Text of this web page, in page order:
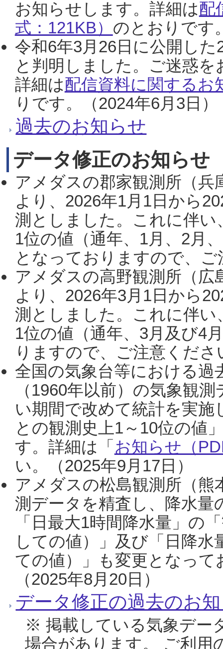
お知らせします。詳細は配
式：121KB） のとおりです
令和6年3月26日に公開し
と判明しました。ご迷惑
詳細は配信資料に関するお
りです。（2024年6月3日）
過去のお知らせ
データ修正のお知らせ
アメダスの郡家観測所（
より、2026年1月1日から
測としました。これに伴い
1位の値（通年、1月、2月
となっておりますので、
アメダスの高野観測所（
より、2026年3月1日から
測としました。これに伴い
1位の値（通年、3月及び4
りますので、ご注意くだ
全国の気象台等における過
（1960年以前）の気象観
い期間で改めて統計を実
との観測史上1～10位の値
す。詳細は「 お知らせ（
い。（2025年9月17日）
アメダスの松島観測所（熊
測データを精査し、降水
「日最大1時間降水量」の
しての値）」及び「日降
ての値）」も変更となっ
（2025年8月20日）
データ修正の過去のお
※ 掲載している気象デー
場合があります。 ご利用